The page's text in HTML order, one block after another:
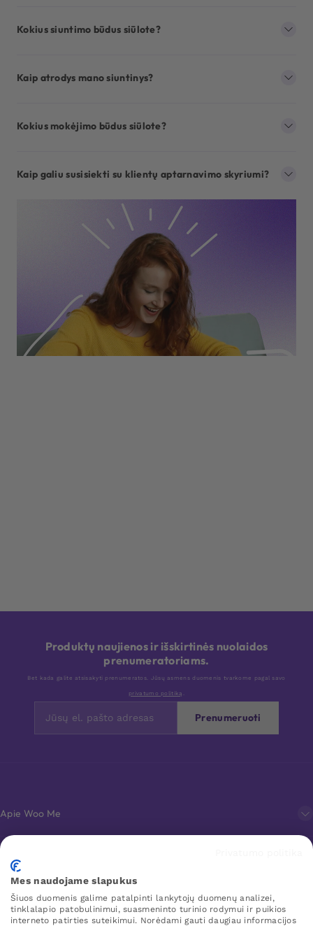
Kokius siuntimo būdus siūlote?
Kaip atrodys mano siuntinys?
Kokius mokėjimo būdus siūlote?
Kaip galiu susisiekti su klientų aptarnavimo skyriumi?
Produktų naujienos ir išskirtinės nuolaidos
prenumeratoriams.
Bet kada galite atsisakyti prenumeratos. Jūsų asmens duomenis tvarkome pagal savo
privatumo politiką .
Prenumeruoti
Apie Woo Me
Klientų aptarnavimas
Mėgstamiausi
Mes naudojame slapukus
Šiuos duomenis galime patalpinti lankytojų duomenų analizei,
tinklalapio patobulinimui, suasmeninto turinio rodymui ir puikios
interneto patirties suteikimui. Norėdami gauti daugiau informacijos